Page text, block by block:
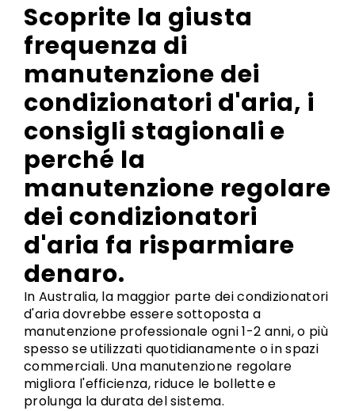
Scoprite la giusta
frequenza di
manutenzione dei
condizionatori d'aria, i
consigli stagionali e
perché la
manutenzione regolare
dei condizionatori
d'aria fa risparmiare
denaro.
In Australia, la maggior parte dei condizionatori
d'aria dovrebbe essere sottoposta a
manutenzione professionale ogni 1-2 anni, o più
spesso se utilizzati quotidianamente o in spazi
commerciali. Una manutenzione regolare
migliora l'efficienza, riduce le bollette e
prolunga la durata del sistema.